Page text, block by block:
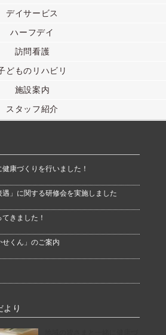
デイサービス
ハーフデイ
訪問看護
どものリハビリ
施設案内
スタッフ紹介
康づくりを行いました！
遇」に関する研修会を実施しました
きました！
くん」のご案内
より